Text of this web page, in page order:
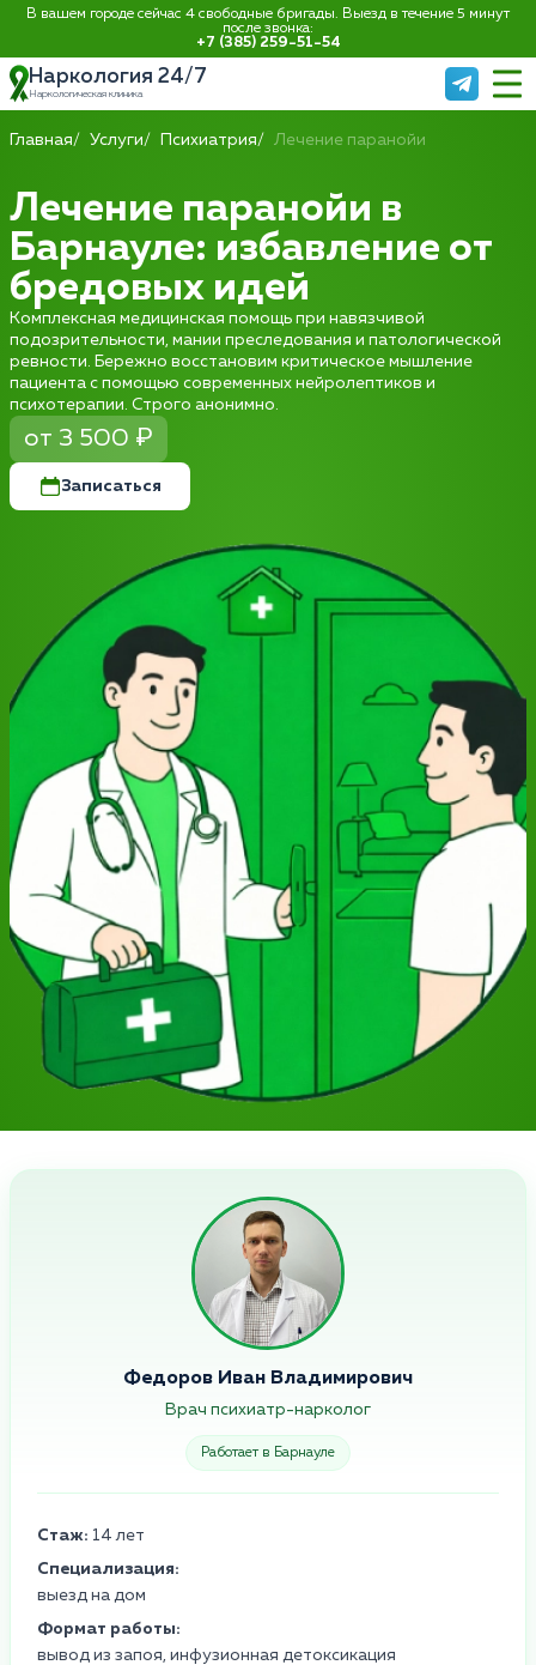
В вашем городе сейчас 4 свободные бригады. Выезд в течение 5 минут
после звонка:
+7 (385) 259-51-54
Наркология 24/7
Наркологическая клиника
Главная Услуги Психиатрия Лечение паранойи
Лечение паранойи в
Барнауле: избавление от
бредовых идей
Комплексная медицинская помощь при навязчивой
подозрительности, мании преследования и патологической
ревности. Бережно восстановим критическое мышление
пациента с помощью современных нейролептиков и
психотерапии. Строго анонимно.
от 3 500 ₽
Записаться
Федоров Иван Владимирович
Врач психиатр-нарколог
Работает в Барнауле
Стаж: 14 лет
Специализация:
выезд на дом
Формат работы:
вывод из запоя, инфузионная детоксикация